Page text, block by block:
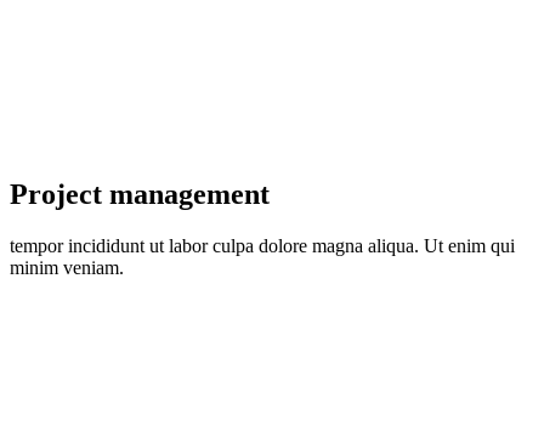
Project management
tempor incididunt ut labor culpa dolore magna aliqua. Ut enim qui
minim veniam.